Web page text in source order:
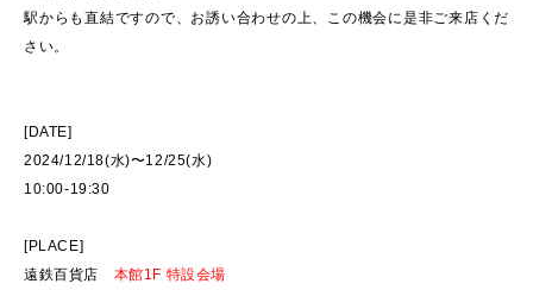
駅からも直結ですので、お誘い合わせの上、この機会に是非ご来店くだ
さい。
[DATE]
2024/12/18(水)〜12/25(水)
10:00-19:30
[PLACE]
遠鉄百貨店 本館1F 特設会場